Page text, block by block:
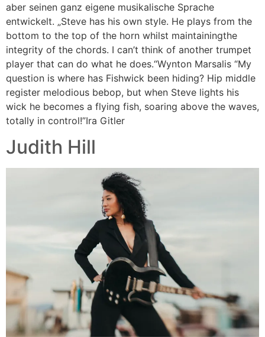
aber seinen ganz eigene musikalische Sprache
entwickelt. „Steve has his own style. He plays from the
bottom to the top of the horn whilst maintainingthe
integrity of the chords. I can’t think of another trumpet
player that can do what he does.“Wynton Marsalis “My
question is where has Fishwick been hiding? Hip middle
register melodious bebop, but when Steve lights his
wick he becomes a flying fish, soaring above the waves,
totally in control!”Ira Gitler
Judith Hill